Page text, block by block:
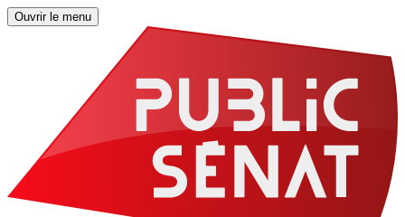
Ouvrir le menu